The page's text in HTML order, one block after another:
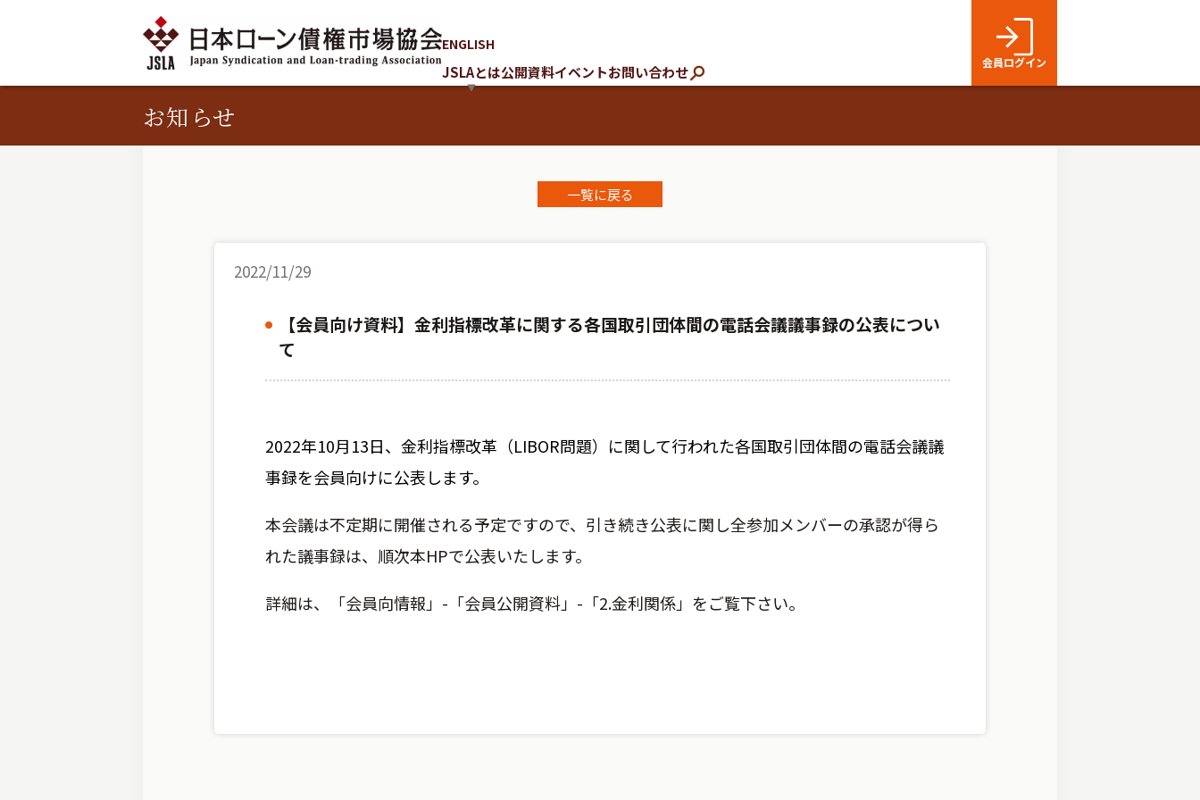
JSLAとは公開資料イベントお問い合わせ
ENGLISH
会員ログイン
お知らせ
一覧に戻る
2022/11/29
【会員向け資料】金利指標改革に関する各国取引団体間の電話会議議事録の公表につい
て
2022年10月13日、金利指標改革（LIBOR問題）に関して行われた各国取引団体間の電話会議議
事録を会員向けに公表します。
本会議は不定期に開催される予定ですので、引き続き公表に関し全参加メンバーの承認が得ら
れた議事録は、順次本HPで公表いたします。
詳細は、「会員向情報」-「会員公開資料」-「2.金利関係」をご覧下さい。